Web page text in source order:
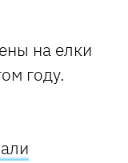
на елки
году.